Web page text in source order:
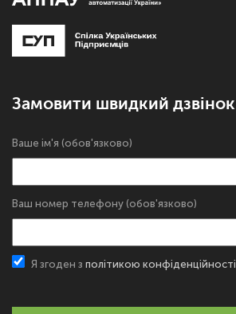
Замовити швидкий дзвінок
Ваше ім'я (обов'язково)
Ваш номер телефону (обов'язково)
Я згоден з політикою конфіденційності